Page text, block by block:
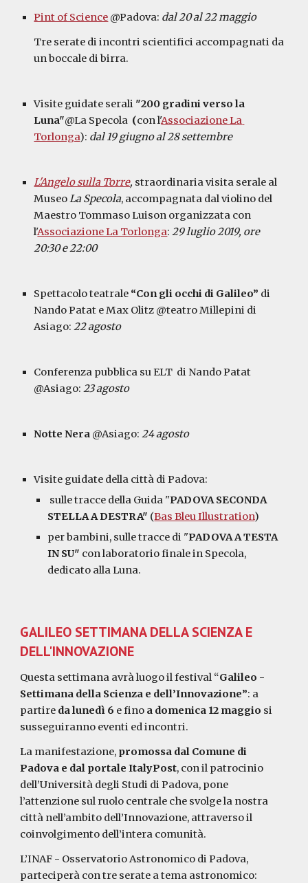
Pint of Science @Padova: dal 20 al 22 maggio
Tre serate di incontri scientifici accompagnati da
un boccale di birra.
Visite guidate serali "200 gradini verso la
Luna"@La Specola (con l'Associazione La
Torlonga): dal 19 giugno al 28 settembre
L'Angelo sulla Torre, straordinaria visita serale al
Museo La Specola, accompagnata dal violino del
Maestro Tommaso Luison organizzata con
l'Associazione La Torlonga: 29 luglio 2019, ore
20:30 e 22:00
Spettacolo teatrale “Con gli occhi di Galileo” di
Nando Patat e Max Olitz @teatro Millepini di
Asiago: 22 agosto
Conferenza pubblica su ELT  di Nando Patat
@Asiago: 23 agosto
Notte Nera @Asiago: 24 agosto
Visite guidate della città di Padova:
sulle tracce della Guida "PADOVA SECONDA
STELLA A DESTRA" (Bas Bleu Illustration)
per bambini, sulle tracce di "PADOVA A TESTA
IN SU" con laboratorio finale in Specola,
dedicato alla Luna.
GALILEO SETTIMANA DELLA SCIENZA E
DELL'INNOVAZIONE
Questa settimana avrà luogo il festival “Galileo -
Settimana della Scienza e dell’Innovazione”: a
partire da lunedì 6 e fino a domenica 12 maggio si
susseguiranno eventi ed incontri.
La manifestazione, promossa dal Comune di
Padova e dal portale ItalyPost, con il patrocinio
dell’Università degli Studi di Padova, pone
l’attenzione sul ruolo centrale che svolge la nostra
città nell’ambito dell’Innovazione, attraverso il
coinvolgimento dell’intera comunità.
L’INAF - Osservatorio Astronomico di Padova,
parteciperà con tre serate a tema astronomico: